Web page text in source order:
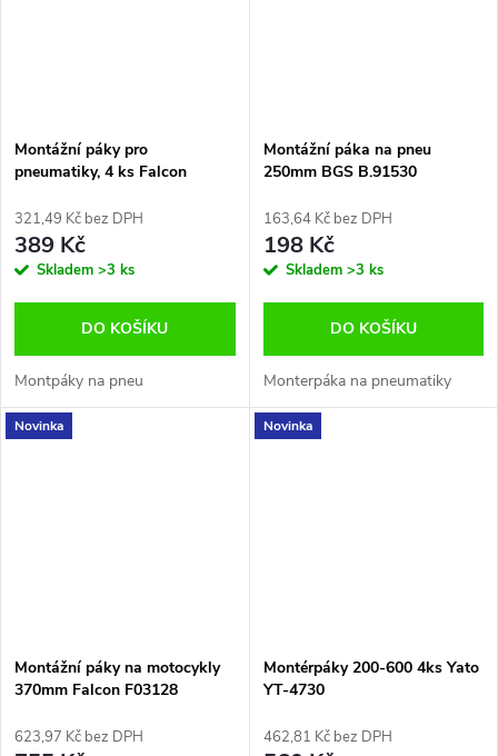
Montážní páky pro
pneumatiky, 4 ks Falcon
321,49 Kč bez DPH
389 Kč
Skladem >3 ks
DO KOŠÍKU
Montpáky na pneu
Montážní páka na pneu
250mm BGS B.91530
163,64 Kč bez DPH
198 Kč
Skladem >3 ks
DO KOŠÍKU
Monterpáka na pneumatiky
Novinka
Montážní páky na motocykly
370mm Falcon F03128
623,97 Kč bez DPH
Novinka
Montérpáky 200-600 4ks Yato
YT-4730
462,81 Kč bez DPH